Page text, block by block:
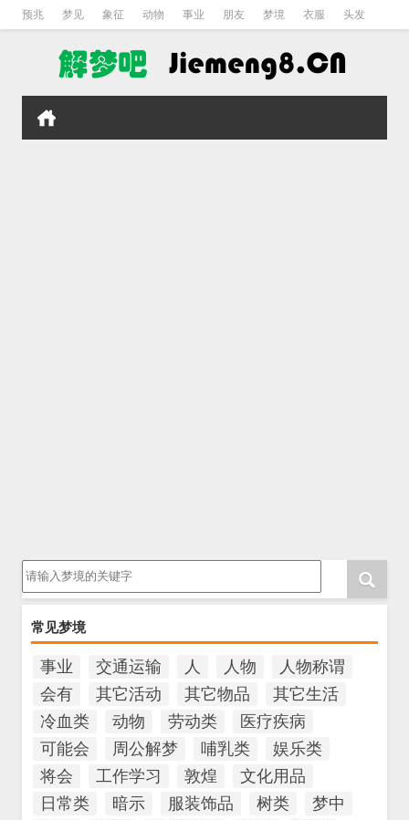
预兆 梦见 象征 动物 事业 朋友 梦境 衣服 头发
常见梦境
事业 交通运输 人 人物
人物称谓
会有
其它活动 其它物品
其它生活
冷血类
动物 劳动类
医疗疾病
可能会
周公解梦 哺乳类
娱乐类
将会
工作学习 敦煌
文化用品
日常类
暗示 服装饰品 树类
梦中